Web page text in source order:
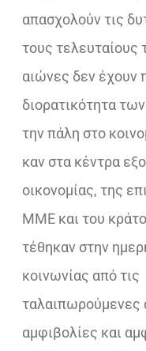
απασχολούν τις
τους τελευταίους
αιώνες δεν έχουν
διορατικότητα
την πάλη στο
καν στα κέντρα
οικονομίας, της
ΜΜΕ και του
τέθηκαν στην
κοινωνίας από τις
ταλαιπωρούμενες
αμφιβολίες και